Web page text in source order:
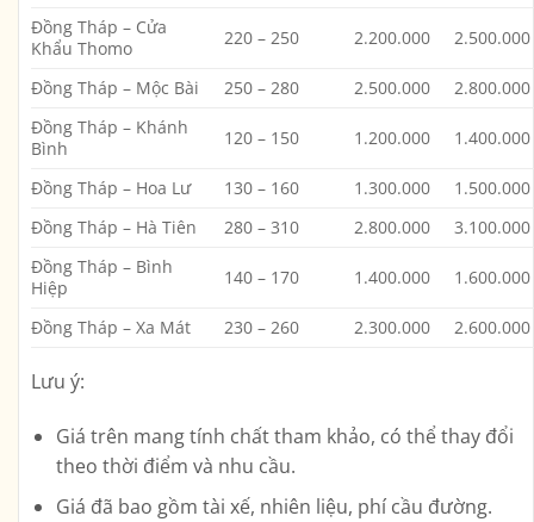
Đồng Tháp – Cửa
Khẩu Thomo
220 – 250 2.200.000 2.500.000
Đồng Tháp – Mộc Bài 250 – 280 2.500.000
2.800.000
Đồng Tháp – Khánh
Bình
120 – 150 1.200.000 1.400.000
Đồng Tháp – Hoa Lư 130 – 160 1.300.000
1.500.000
Đồng Tháp – Hà Tiên
280 – 310 2.800.000
3.100.000
Đồng Tháp – Bình
Hiệp
140 – 170 1.400.000 1.600.000
Đồng Tháp – Xa Mát 230 – 260 2.300.000 2.600.000
Lưu ý:
Giá trên mang tính chất tham khảo, có thể thay đổi
theo thời điểm và nhu cầu.
Giá đã bao gồm tài xế, nhiên liệu, phí cầu đường.